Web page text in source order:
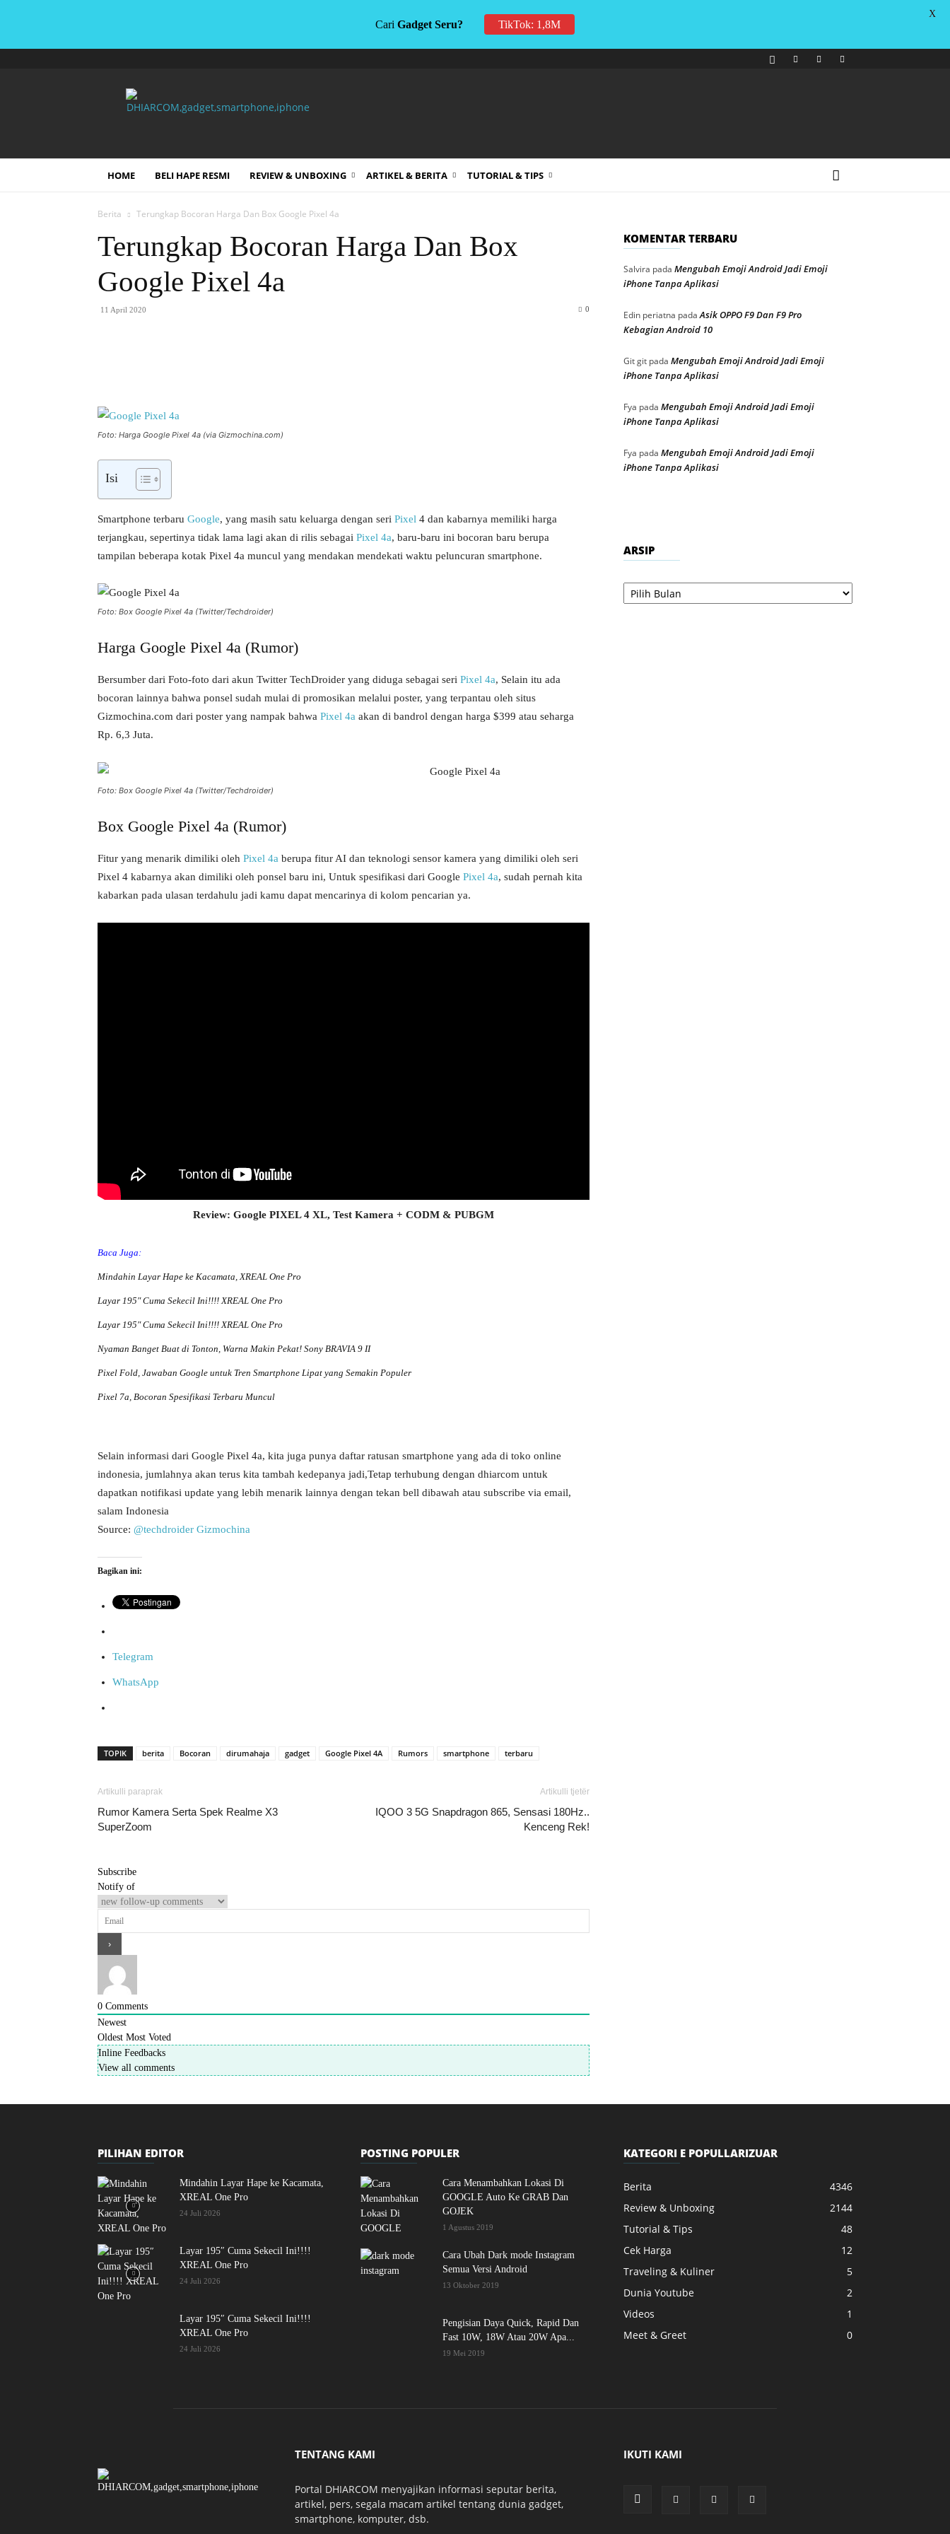
HOME BELI HAPE RESMI REVIEW & UNBOXING ARTIKEL & BERITA TUTORIAL & TIPS
Berita Terungkap Bocoran Harga Dan Box Google Pixel 4a
Terungkap Bocoran Harga Dan Box
Google Pixel 4a
11 April 2020 0
Foto: Harga Google Pixel 4a (via Gizmochina.com)
Isi
Smartphone terbaru Google, yang masih satu keluarga dengan seri Pixel 4 dan kabarnya memiliki harga
terjangkau, sepertinya tidak lama lagi akan di rilis sebagai Pixel 4a, baru-baru ini bocoran baru berupa
tampilan beberapa kotak Pixel 4a muncul yang mendakan mendekati waktu peluncuran smartphone.
Foto: Box Google Pixel 4a (Twitter/Techdroider)
Harga Google Pixel 4a (Rumor)
Bersumber dari Foto-foto dari akun Twitter TechDroider yang diduga sebagai seri Pixel 4a, Selain itu ada
bocoran lainnya bahwa ponsel sudah mulai di promosikan melalui poster, yang terpantau oleh situs
Gizmochina.com dari poster yang nampak bahwa Pixel 4a akan di bandrol dengan harga $399 atau seharga
Rp. 6,3 Juta.
Foto: Box Google Pixel 4a (Twitter/Techdroider)
Box Google Pixel 4a (Rumor)
Fitur yang menarik dimiliki oleh Pixel 4a berupa fitur AI dan teknologi sensor kamera yang dimiliki oleh seri
Pixel 4 kabarnya akan dimiliki oleh ponsel baru ini, Untuk spesifikasi dari Google Pixel 4a, sudah pernah kita
kabarkan pada ulasan terdahulu jadi kamu dapat mencarinya di kolom pencarian ya.
Review: Google PIXEL 4 XL, Test Kamera + CODM & PUBGM
Baca Juga:
Mindahin Layar Hape ke Kacamata, XREAL One Pro
Layar 195″ Cuma Sekecil Ini!!!! XREAL One Pro
Layar 195″ Cuma Sekecil Ini!!!! XREAL One Pro
Nyaman Banget Buat di Tonton, Warna Makin Pekat! Sony BRAVIA 9 II
Pixel Fold, Jawaban Google untuk Tren Smartphone Lipat yang Semakin Populer
Pixel 7a, Bocoran Spesifikasi Terbaru Muncul
Selain informasi dari Google Pixel 4a, kita juga punya daftar ratusan smartphone yang ada di toko online
indonesia, jumlahnya akan terus kita tambah kedepanya jadi,Tetap terhubung dengan dhiarcom untuk
dapatkan notifikasi update yang lebih menarik lainnya dengan tekan bell dibawah atau subscribe via email,
salam Indonesia
Source: @techdroider Gizmochina
Bagikan ini:
Telegram
WhatsApp
TOPIK berita Bocoran dirumahaja gadget Google Pixel 4A Rumors smartphone terbaru
Artikulli paraprak
Rumor Kamera Serta Spek Realme X3
SuperZoom
Artikulli tjetër
IQOO 3 5G Snapdragon 865, Sensasi 180Hz..
Kenceng Rek!
Subscribe
Notify of
0 Comments
Newest
Oldest Most Voted
Inline Feedbacks
View all comments
KOMENTAR TERBARU
Salvira pada Mengubah Emoji Android Jadi Emoji
iPhone Tanpa Aplikasi
Edin periatna padaAsik OPPO F9 Dan F9 Pro
Kebagian Android 10
Git git pada Mengubah Emoji Android Jadi Emoji
iPhone Tanpa Aplikasi
Fya pada Mengubah Emoji Android Jadi Emoji
iPhone Tanpa Aplikasi
Fya pada Mengubah Emoji Android Jadi Emoji
iPhone Tanpa Aplikasi
ARSIP
Arsip
PILIHAN EDITOR
Mindahin Layar Hape ke Kacamata,
XREAL One Pro
24 Juli 2026
Layar 195″ Cuma Sekecil Ini!!!!
XREAL One Pro
24 Juli 2026
Layar 195″ Cuma Sekecil Ini!!!!
XREAL One Pro
24 Juli 2026
POSTING POPULER
Cara Menambahkan Lokasi Di
GOOGLE Auto Ke GRAB Dan
GOJEK
1 Agustus 2019
Cara Ubah Dark mode Instagram
Semua Versi Android
13 Oktober 2019
Pengisian Daya Quick, Rapid Dan
Fast 10W, 18W Atau 20W Apa...
19 Mei 2019
KATEGORI E POPULLARIZUAR
Berita
4346
Review & Unboxing
2144
Tutorial & Tips
48
Cek Harga
12
Traveling & Kuliner
5
Dunia Youtube
2
Videos
1
Meet & Greet
0
TENTANG KAMI
Portal DHIARCOM menyajikan informasi seputar berita,
artikel, pers, segala macam artikel tentang dunia gadget,
smartphone, komputer, dsb.
IKUTI KAMI
Cari Gadget Seru? TikTok: 1,8M
X